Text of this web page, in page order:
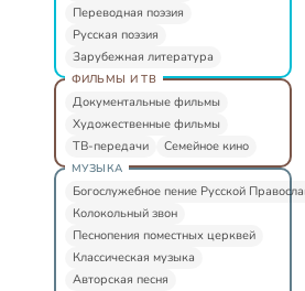
Переводная поэзия
Русская поэзия
Зарубежная литература
ФИЛЬМЫ И ТВ
Документальные фильмы
Художественные фильмы
ТВ-передачи
Семейное кино
МУЗЫКА
Богослужебное пение Русской
Колокольный звон
Песнопения поместных церквей
Классическая музыка
Авторская песня